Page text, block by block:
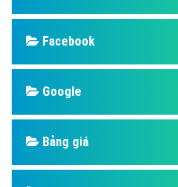
Facebook
Google
Bảng giá